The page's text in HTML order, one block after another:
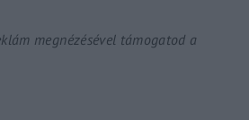
megnézésével támogatod a